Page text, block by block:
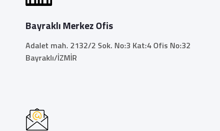
Bayraklı Merkez Ofis
Adalet mah. 2132/2 Sok. No:3 Kat:4 Ofis No:32
Bayraklı/İZMİR